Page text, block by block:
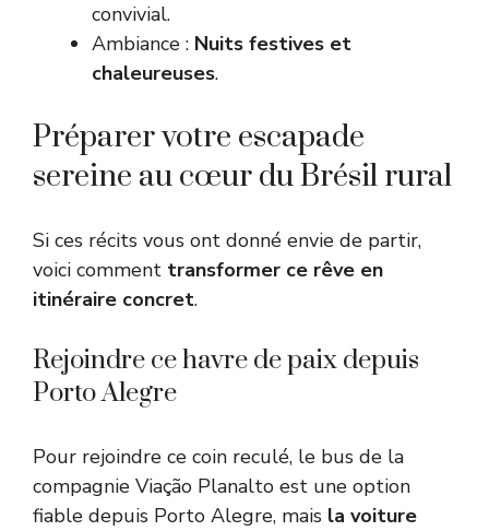
convivial.
Ambiance : Nuits festives et
chaleureuses.
Préparer votre escapade
sereine au cœur du Brésil rural
Si ces récits vous ont donné envie de partir,
voici comment transformer ce rêve en
itinéraire concret.
Rejoindre ce havre de paix depuis
Porto Alegre
Pour rejoindre ce coin reculé, le bus de la
compagnie Viação Planalto est une option
fiable depuis Porto Alegre, mais la voiture